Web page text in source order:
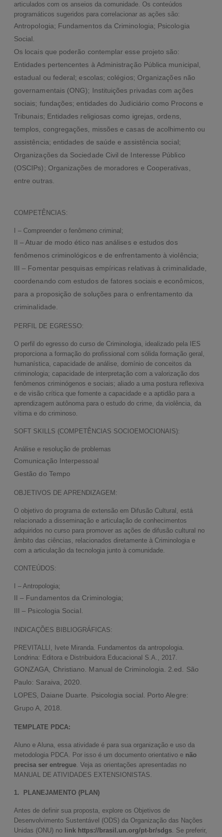
articulados com os anseios da comunidade. Os conteúdos
programáticos sugeridos para correlacionar as ações são:
Antropologia; Fundamentos da Criminologia; Psicologia
Social.
Os locais que poderão contemplar esse projeto são:
Entidades pertencentes à Administração Pública municipal,
estadual ou federal; escolas; colégios; Organizações não
governamentais (ONG); Instituições privadas com ações
sociais; fundações; entidades do Judiciário como Procons e
Tribunais; Entidades religiosas como igrejas, ordens,
templos, congregações, missões e casas de acolhimento ou
assistência; entidades de saúde e assistência social;
Organizações da Sociedade Civil de Interesse Público
(OSCIPs); Organizações de moradores e Cooperativas,
entre outras.
COMPETÊNCIAS:
I – Compreender o fenômeno criminal;
II – Atuar de modo ético nas análises e estudos dos
fenômenos criminológicos e de enfrentamento à violência;
III – Fomentar pesquisas empíricas relativas à criminalidade,
coordenando com estudos de fatores sociais e econômicos,
para a proposição de soluções para o enfrentamento da
criminalidade.
PERFIL DE EGRESSO:
O perfil do egresso do curso de Criminologia, idealizado pela IES
proporciona a formação do profissional com sólida formação geral,
humanística, capacidade de análise, domínio de conceitos da
criminologia; capacidade de interpretação com a valorização dos
fenômenos criminógenos e sociais; aliado a uma postura reflexiva
e de visão crítica que fomente a capacidade e a aptidão para a
aprendizagem autônoma para o estudo do crime, da violência, da
vítima e do criminoso.
SOFT SKILLS (COMPETÊNCIAS SOCIOEMOCIONAIS):
Análise e resolução de problemas
Comunicação Interpessoal
Gestão do Tempo
OBJETIVOS DE APRENDIZAGEM:
O objetivo do programa de extensão em Difusão Cultural, está
relacionado a disseminação e articulação de conhecimentos
adquiridos no curso para promover as ações de difusão cultural no
âmbito das ciências, relacionados diretamente à Criminologia e
com a articulação da tecnologia junto à comunidade.
CONTEÚDOS:
I – Antropologia;
II – Fundamentos da Criminologia;
III – Psicologia Social.
INDICAÇÕES BIBLIOGRÁFICAS:
PREVITALLI, Ivete Miranda. Fundamentos da antropologia.
Londrina: Editora e Distribuidora Educacional S.A., 2017.
GONZAGA, Christiano. Manual de Criminologia. 2.ed. São
Paulo: Saraiva, 2020.
LOPES, Daiane Duarte. Psicologia social. Porto Alegre:
Grupo A, 2018.
TEMPLATE PDCA:
Aluno e Aluna, essa atividade é para sua organização e uso da
metodologia PDCA. Por isso é um documento orientativo e não
precisa ser entregue. Veja as orientações apresentadas no
MANUAL DE ATIVIDADES EXTENSIONISTAS.
1. PLANEJAMENTO (PLAN)
Antes de definir sua proposta, explore os Objetivos de
Desenvolvimento Sustentável (ODS) da Organização das Nações
Unidas (ONU) no link https://brasil.un.org/pt-br/sdgs. Se preferir,